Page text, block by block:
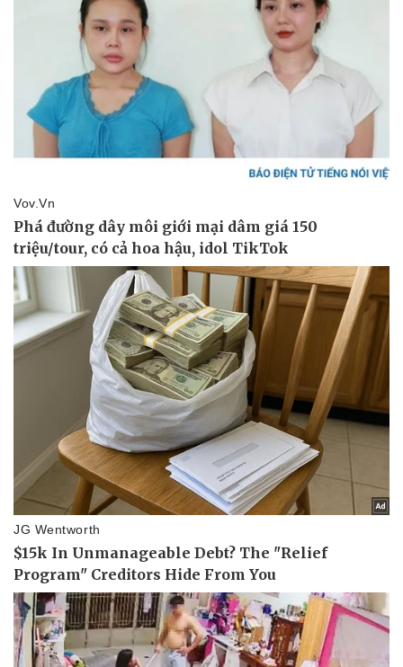
Bất động sản
Khởi nghiệp
Thị trường
Giá vàng
Tỷ giá
Chứng khoán
Giá cà phê